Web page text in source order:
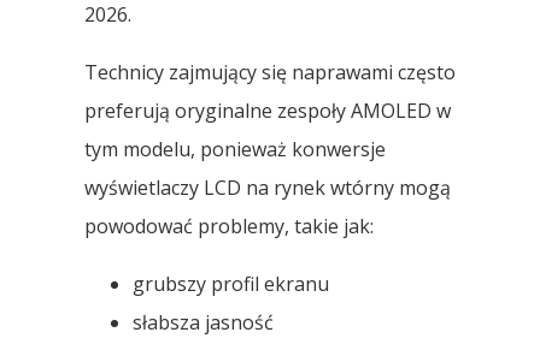
2026.
Technicy zajmujący się naprawami często
preferują oryginalne zespoły AMOLED w
tym modelu, ponieważ konwersje
wyświetlaczy LCD na rynek wtórny mogą
powodować problemy, takie jak:
grubszy profil ekranu
słabsza jasność